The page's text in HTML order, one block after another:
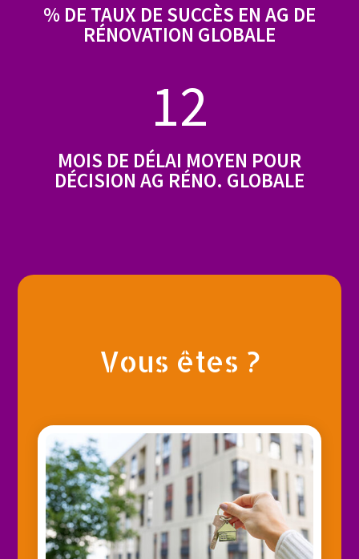
% DE TAUX DE SUCCÈS EN AG DE
RÉNOVATION GLOBALE
12
MOIS DE DÉLAI MOYEN POUR
DÉCISION AG RÉNO. GLOBALE
Vous êtes ?